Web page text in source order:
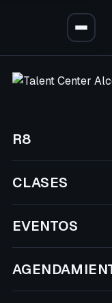
R8
CLASES
EVENTOS
en
para perder
entrenamiento,